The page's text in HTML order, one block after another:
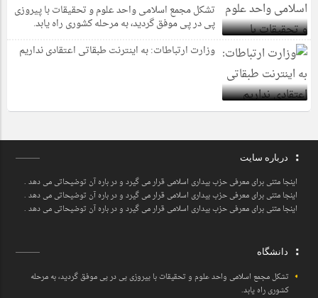
تشکل مجمع اسلامی واحد علوم و تحقیقات با پیروزی
پی در پی موفق گردید، به مرحله کشوری راه یابد.
وزارت ارتباطات: به اینترنت طبقاتی اعتقادی نداریم
درباره سایت
اینجا متنی برای معرفی حزب بیداری اسلامی قرار می گیرد و در باره آن توضیحاتی می دهد .
اینجا متنی برای معرفی حزب بیداری اسلامی قرار می گیرد و در باره آن توضیحاتی می دهد .
اینجا متنی برای معرفی حزب بیداری اسلامی قرار می گیرد و در باره آن توضیحاتی می دهد .
دانشگاه
تشکل مجمع اسلامی واحد علوم و تحقیقات با پیروزی پی در پی موفق گردید، به مرحله
کشوری راه یابد.